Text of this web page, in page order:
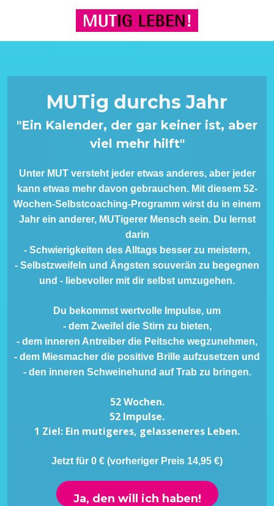
MUTig durchs Jahr
"Ein Kalender, der gar keiner ist, aber
viel mehr hilft"
Unter MUT versteht jeder etwas anderes, aber jeder
kann etwas mehr davon gebrauchen. Mit diesem 52-
Wochen-Selbstcoaching-Programm wirst du in einem
Jahr ein anderer, MUTigerer Mensch sein. Du lernst
darin
- Schwierigkeiten des Alltags besser zu meistern,
- Selbstzweifeln und Ängsten souverän zu begegnen
und - liebevoller mit dir selbst umzugehen.
Du bekommst wertvolle Impulse, um
- dem Zweifel die Stirn zu bieten,
- dem inneren Antreiber die Peitsche wegzunehmen,
- dem Miesmacher die positive Brille aufzusetzen und
- den inneren Schweinehund auf Trab zu bringen.
52 Wochen.
52 Impulse.
1 Ziel: Ein mutigeres, gelasseneres Leben.
Jetzt für 0 € (vorheriger Preis 14,95 €)
Ja, den will ich haben!